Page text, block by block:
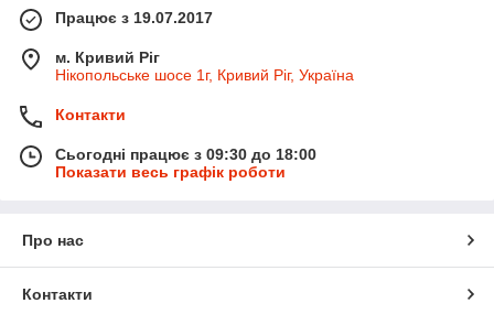
Працює з 19.07.2017
м. Кривий Ріг
Нікопольське шосе 1г, Кривий Ріг, Україна
Контакти
Сьогодні працює з 09:30 до 18:00
Показати весь графік роботи
Про нас
Контакти